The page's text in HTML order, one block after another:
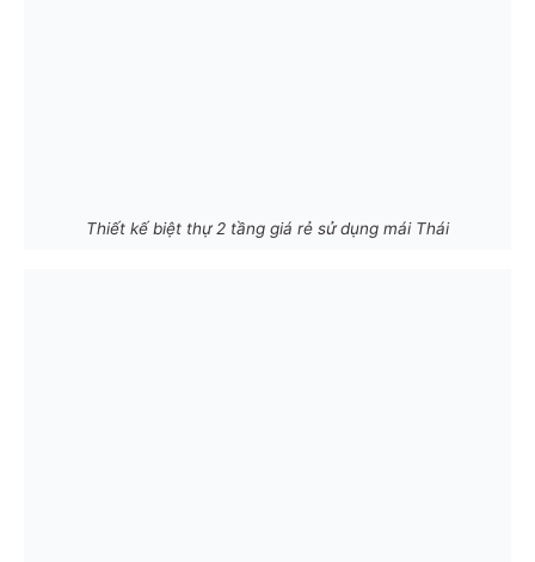
Thiết kế biệt thự 2 tầng giá rẻ sử dụng mái Thái